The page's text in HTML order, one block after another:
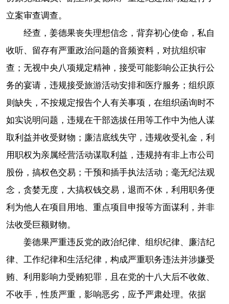
立案审查调查。
经查，姜德果丧失理想信念，背弃初心使命，私自
收听、留存有严重政治问题的音频资料，对抗组织审
查；无视中央八项规定精神，接受可能影响公正执行公
务的宴请，违规接受旅游活动安排和医疗服务；组织原
则缺失，不按规定报告个人有关事项，在组织函询时不
如实说明问题，违规在干部选拔任用等工作中为他人谋
取利益并收受财物；廉洁底线失守，违规收受礼金，利
用职权为亲属经营活动谋取利益，违规持有非上市公司
股份，搞权色交易；干预和插手执法活动；毫无纪法观
念，贪婪无度，大搞权钱交易，退而不休，利用职务便
利为他人在项目用地、重点项目申报等方面谋利，并非
法收受巨额财物。
姜德果严重违反党的政治纪律、组织纪律、廉洁纪
律、工作纪律和生活纪律，构成严重职务违法并涉嫌受
贿、利用影响力受贿犯罪，且在党的十八大后不收敛、
不收手，性质严重，影响恶劣，应予严肃处理。依据